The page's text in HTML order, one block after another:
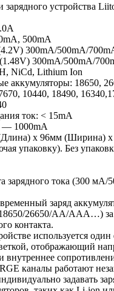
зарядного устройства
500mA
300mA/500mA/
300mA/500mA/
NiCd, Lithium Ion
аккумуляторы: 18650,
10440, 18490,
ток: < 15mA
— 1000mA
x 96мм (Ширина)
упаковку). Без
зарядного тока (300
заряд
26650/AA/AAA…) за
контакта.
используется
отображающий
внутреннее
каналы работают
задавать